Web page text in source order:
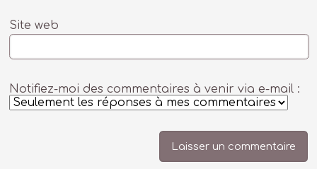
Site web
Notifiez-moi des commentaires à venir via e-mail :